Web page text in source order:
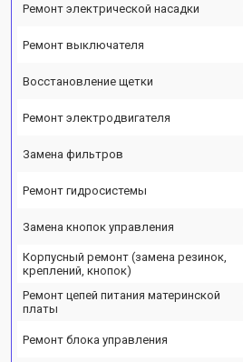
Ремонт электрической насадки
Ремонт выключателя
Восстановление щетки
Ремонт электродвигателя
Замена фильтров
Ремонт гидросистемы
Замена кнопок управления
Корпусный ремонт (замена резинок,
креплений, кнопок)
Ремонт цепей питания материнской
платы
Ремонт блока управления